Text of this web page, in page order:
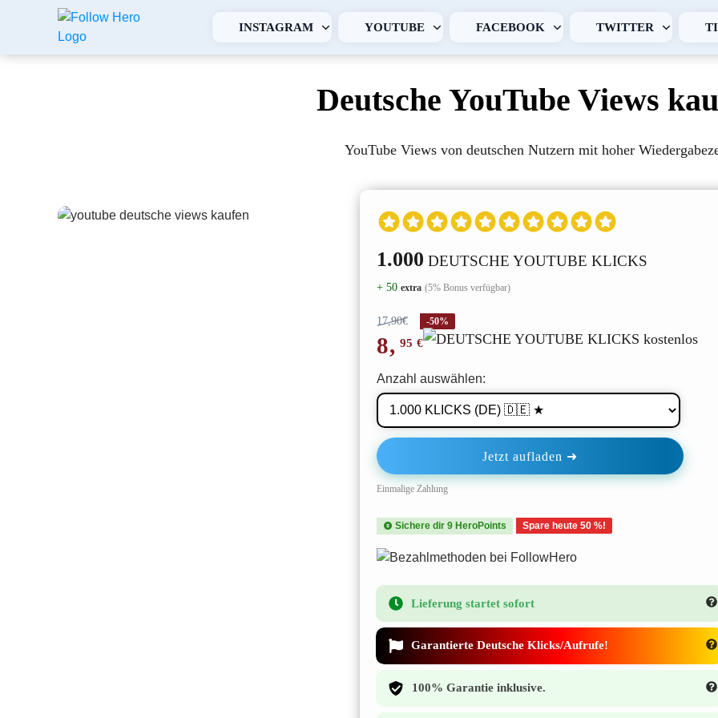
INSTAGRAM YOUTUBE FACEBOOK TWITTER
Deutsche YouTube Views
YouTube Views von deutschen Nutzern mit hoher
1.000 DEUTSCHE YOUTUBE KLICKS
+ 50 extra (5% Bonus verfügbar)
17,90€ -50%
8, 95 €
Anzahl auswählen:
Jetzt aufladen ➜
Einmalige Zahlung
Sichere dir 9HeroPoints Spare heute 50 %!
Lieferung startet sofort
Garantierte Deutsche Klicks/Aufrufe!
100% Garantie inklusive.